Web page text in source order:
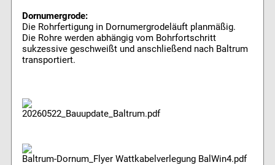
Dornumergrode:
Die Rohrfertigung in Dornumergrodeläuft planmäßig.
Die Rohre werden abhängig vom Bohrfortschritt
sukzessive geschweißt und anschließend nach Baltrum
transportiert.
20260522_Bauupdate_Baltrum.pdf
Baltrum-Dornum_Flyer Wattkabelverlegung BalWin4.pdf